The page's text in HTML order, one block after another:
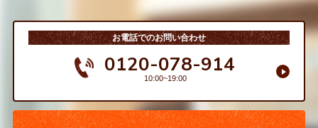
お電話でのお問い合わせ
0120-078-914
10:00~19:00